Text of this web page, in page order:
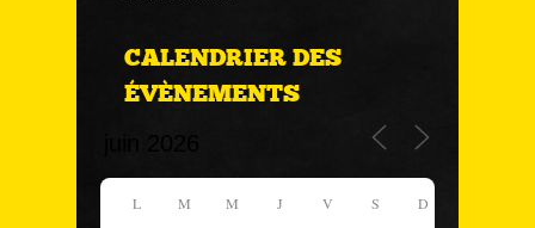
CALENDRIER DES
ÉVÈNEMENTS
L M M J V S D